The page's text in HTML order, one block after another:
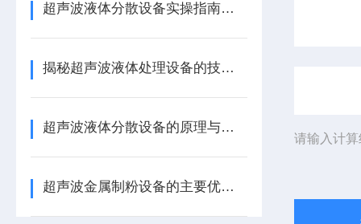
超声波液体分散设备实操指南：细节把控与工艺优化
揭秘超声波液体处理设备的技术奥秘
超声波液体分散设备的原理与应用解析
超声波金属制粉设备的主要优势体现在哪些方面
请输入计